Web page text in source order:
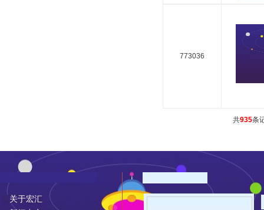
773036
共935条
关于宏汇